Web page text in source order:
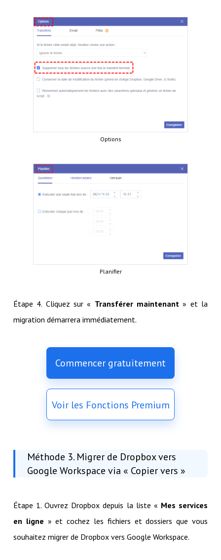
Options
Planifier
Étape 4. Cliquez sur « Transférer maintenant » et la
migration démarrera immédiatement.
Commencer gratuitement
Voir les Fonctions Premium
Méthode 3. Migrer de Dropbox vers
Google Workspace via « Copier vers »
Étape 1. Ouvrez Dropbox depuis la liste « Mes services
en ligne » et cochez les fichiers et dossiers que vous
souhaitez migrer de Dropbox vers Google Workspace.